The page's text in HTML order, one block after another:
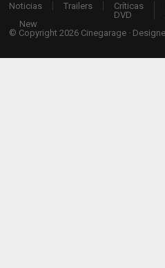
Noticias Trailers
Críticas
DVD
New
© Copyright 2026 Cinegarage ·